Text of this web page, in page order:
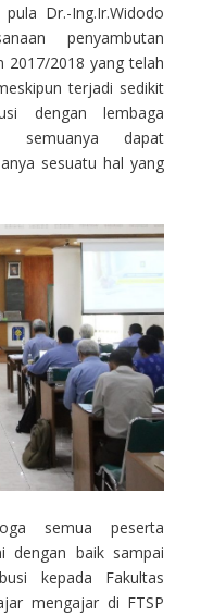
Dr.-Ing.Ir.Widodo
penyambutan
2017/2018 yang telah
terjadi sedikit
dengan lembaga
semuanya dapat
sesuatu hal yang
semua peserta
dengan baik sampai
kepada Fakultas
mengajar di FTSP